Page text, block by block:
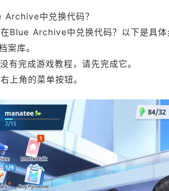
Archive中兑换代码？
Blue Archive中兑换代码？以下是具体
案库。
有完成游戏教程，请先完成它。
上角的菜单按钮。